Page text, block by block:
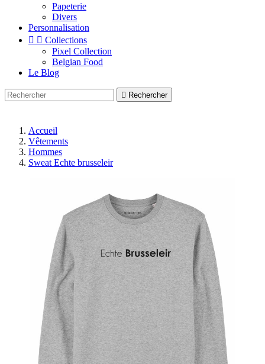
Papeterie
Divers
Personnalisation
  Collections
Pixel Collection
Belgian Food
Le Blog
 Rechercher
Accueil
Vêtements
Hommes
Sweat Echte brusseleir